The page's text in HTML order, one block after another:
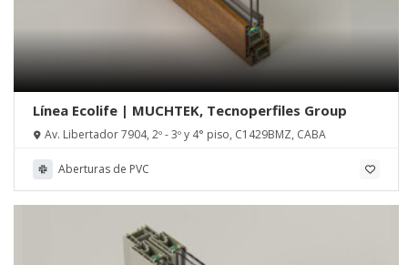
Línea Ecolife | MUCHTEK, Tecnoperfiles Group
Av. Libertador 7904, 2º - 3º y 4° piso, C1429BMZ, CABA
Aberturas de PVC